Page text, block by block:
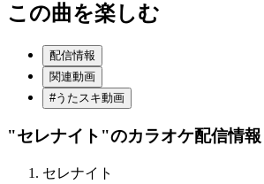
この曲を楽しむ
配信情報
関連動画
#うたスキ動画
"セレナイト"のカラオケ配信情報
セレナイト